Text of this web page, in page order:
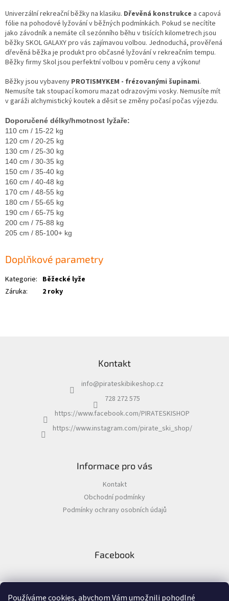
Používáme cookies, abychom Vám umožnili pohodlné
Univerzální rekreační běžky na klasiku. Dřevěná konstrukce a capová
fólie na pohodové lyžování v běžných podmínkách. Pokud se necítíte
jako závodník a nemáte cíl sezónního běhu v tisících kilometrech jsou
běžky SKOL GALAXY pro vás zajímavou volbou. Jednoduchá, prověřená
dřevěná běžka je produkt pro občasné lyžování v rekreačním tempu.
Běžky firmy Skol jsou perfektní volbou v poměru ceny a výkonu!
Běžky jsou vybaveny PROTISMYKEM - frézovanými šupinami.
Nemusíte tak stoupací komoru mazat odrazovými vosky. Nemusíte mít
v garáži alchymistický koutek a děsit se změny počasí počas výjezdu.
Doporučené délky/hmotnost lyžaře:
110 cm / 15-22 kg
120 cm / 20-25 kg
130 cm / 25-30 kg
140 cm / 30-35 kg
150 cm / 35-40 kg
160 cm / 40-48 kg
170 cm / 48-55 kg
180 cm / 55-65 kg
190 cm / 65-75 kg
200 cm / 75-88 kg
205 cm / 85-100+ kg
Doplňkové parametry
Kategorie: Běžecké lyže
Záruka: 2 roky
Kontakt
info@pirateskibikeshop.cz
728 272 575
https://www.facebook.com/PIRATESKISHOP
https://www.instagram.com/pirate_ski_shop/
Informace pro vás
Kontakt
Obchodní podmínky
Podmínky ochrany osobních údajů
Facebook